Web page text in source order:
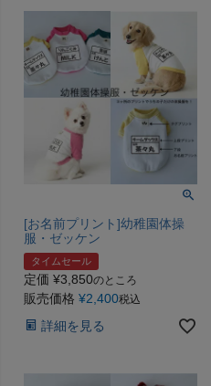
[お名前プリント]幼稚園体操
服・ゼッケン
タイムセール
定価 ¥3,850のところ
販売価格 ¥2,400税込
詳細を見る